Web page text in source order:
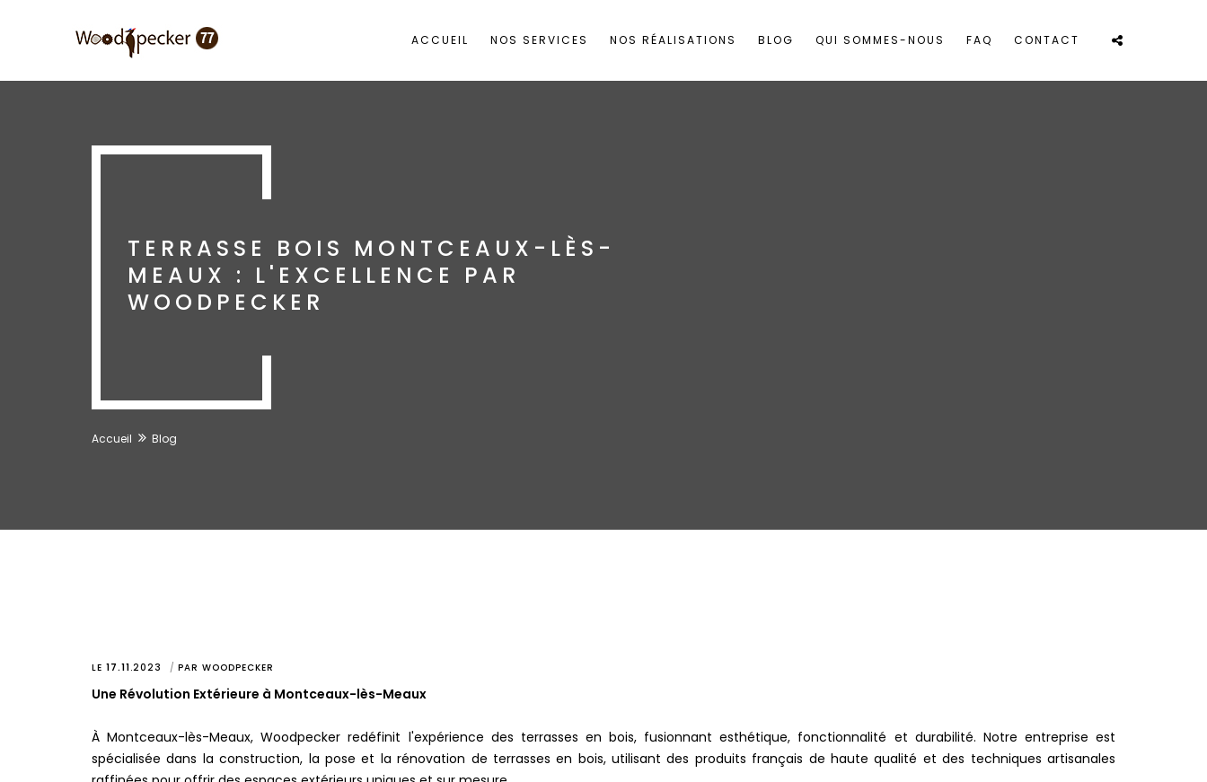
ACCUEIL NOS SERVICES NOS RÉALISATIONS BLOG QUI SOMMES-NOUS FAQ CONTACT
TERRASSE BOIS MONTCEAUX-LÈS-
MEAUX : L'EXCELLENCE PAR
WOODPECKER
Accueil Blog
LE 17.11.2023 PAR WOODPECKER
Une Révolution Extérieure à Montceaux-lès-Meaux
À Montceaux-lès-Meaux, Woodpecker redéfinit l'expérience des terrasses en bois, fusionnant esthétique, fonctionnalité et durabilité. Notre entreprise est
spécialisée dans la construction, la pose et la rénovation de terrasses en bois, utilisant des produits français de haute qualité et des techniques artisanales